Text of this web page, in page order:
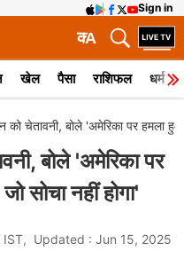
Sign in
A
क
खेल पैसा राशिफल धर्म
को चेतावनी, बोले 'अमेरिका पर हमला
बोले 'अमेरिका पर
सोचा नहीं होगा'
IST, Updated : Jun 15, 2025